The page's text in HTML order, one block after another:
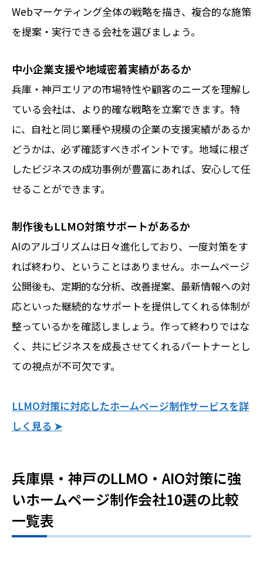
Webマーケティング全体の戦略を描き、複合的な施策
を提案・実行できる会社を選びましょう。
中小企業支援や地域密着実績があるか
兵庫・神戸エリアの市場特性や顧客のニーズを理解し
ている会社は、より的確な戦略を立案できます。特
に、自社と同じ業種や規模の企業の支援実績があるか
どうかは、必ず確認すべきポイントです。地域に根ざ
したビジネスの成功事例が豊富にあれば、安心して任
せることができます。
制作後もLLMO対策サポートがあるか
AIのアルゴリズムは日々進化しており、一度対策をす
れば終わり、ということはありません。ホームページ
公開後も、定期的な分析、改善提案、最新情報への対
応といった継続的なサポートを提供してくれる体制が
整っているかを確認しましょう。作って終わりではな
く、共にビジネスを成長させてくれるパートナーとし
ての視点が不可欠です。
LLMO対策に対応したホームページ制作サービスを詳
しく見る ➤
兵庫県・神戸のLLMO・AIO対策に強
いホームページ制作会社10選の比較
一覧表